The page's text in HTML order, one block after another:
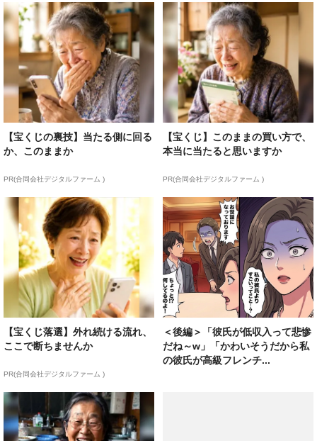
【宝くじの裏技】当たる側に回る
か、このままか
PR(合同会社デジタルファーム )
【宝くじ】このままの買い方で、
本当に当たると思いますか
PR(合同会社デジタルファーム )
【宝くじ落選】外れ続ける流れ、
ここで断ちませんか
PR(合同会社デジタルファーム )
＜後編＞「彼氏が低収入って悲惨
だね～w」「かわいそうだから私
の彼氏が高級フレンチ...